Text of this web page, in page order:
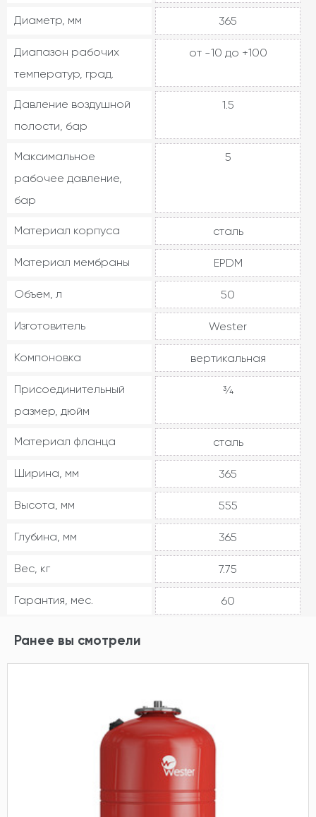
Диаметр, мм 365
Диапазон рабочих
температур, град.
от -10 до +100
Давление воздушной
полости, бар
1.5
Максимальное
рабочее давление,
бар
5
Материал корпуса сталь
Материал мембраны EPDM
Объем, л 50
Изготовитель Wester
Компоновка вертикальная
Присоединительный
размер, дюйм
¾
Материал фланца сталь
Ширина, мм 365
Высота, мм 555
Глубина, мм 365
Вес, кг 7.75
Гарантия, мес. 60
Ранее вы смотрели